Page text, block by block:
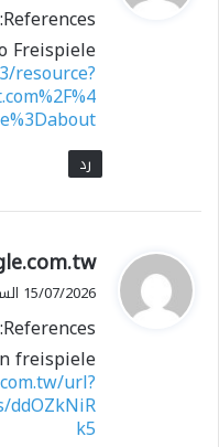
ل
References:
Freispiele
resource?
رد
ي
ق
ل
15/07/2026 الساعة 22:37
References:
freispiele
url?
k5